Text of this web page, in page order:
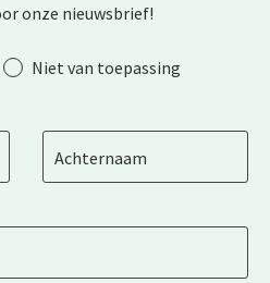
onze nieuwsbrief!
Niet van toepassing
Achternaam